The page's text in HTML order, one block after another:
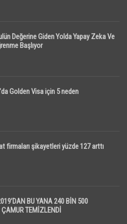
Değerine Giden Yolda Yapay Zeka Ve
Başlıyor
Golden Visa için 5 neden
firmaları şikayetleri yüzde 127 arttı
BU YANA 240 BİN 500
ÇAMUR TEMİZLENDİ